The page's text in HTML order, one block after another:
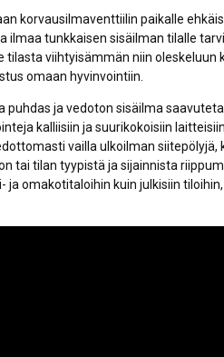
korvausilmaventtiilin paikalle
ilmaa tunkkaisen sisäilman tilalle
tilasta viihtyisämmän niin oleskeluun
omaan hyvinvointiin.
puhdas ja vedoton sisäilma
kalliisiin ja suurikokoisiin
vailla ulkoilman siitepölyjä,
tai tilan tyypistä ja sijainnista
ja omakotitaloihin kuin julkisiin